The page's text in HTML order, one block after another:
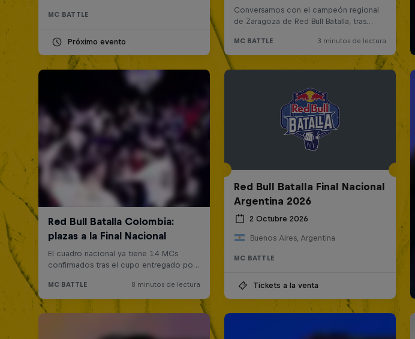
MC BATTLE
Próximo evento
Red Bull Batalla Final Nacional
Argentina 2026
2 Octubre 2026
Buenos Aires, Argentina
MC BATTLE
Tickets a la venta